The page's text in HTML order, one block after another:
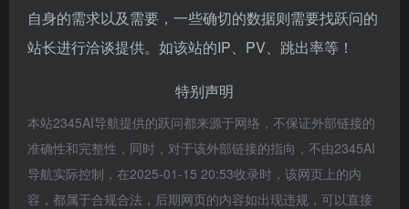
自身的需求以及需要，一些确切的数据则需要找跃问的
站长进行洽谈提供。如该站的IP、PV、跳出率等！
特别声明
本站2345AI导航提供的跃问都来源于网络，不保证外部链接的
准确性和完整性，同时，对于该外部链接的指向，不由2345AI
导航实际控制，在2025-01-15 20:53收录时，该网页上的内
容，都属于合规合法，后期网页的内容如出现违规，可以直接